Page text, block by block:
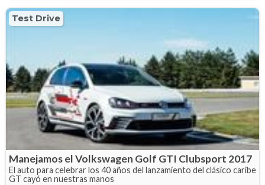
Test Drive
Manejamos el Volkswagen Golf GTI Clubsport 2017
El auto para celebrar los 40 años del lanzamiento del clásico caribe
GT cayó en nuestras manos